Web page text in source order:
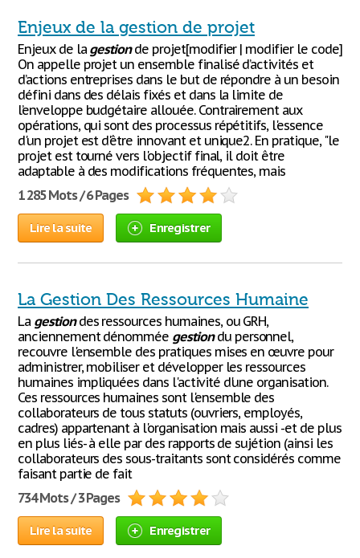
Enjeux de la gestion de projet
Enjeux de la gestionde projet[modifier | modifier le code]
On appelle projet un ensemble finalisé d’activités et
d’actions entreprises dans le but de répondre à un besoin
défini dans des délais fixés et dans la limite de
l’enveloppe budgétaire allouée. Contrairement aux
opérations, qui sont des processus répétitifs, l'essence
d'un projet est d'être innovant et unique2. En pratique, "le
projet est tourné vers l'objectif final, il doit être
adaptable à des modifications fréquentes, mais
1 285 Mots / 6 Pages
Lire la suite Enregistrer
La Gestion Des Ressources Humaine
La gestiondes ressources humaines, ou GRH,
anciennement dénommée gestiondu personnel,
recouvre l'ensemble des pratiques mises en œuvre pour
administrer, mobiliser et développer les ressources
humaines impliquées dans l'activité d'une organisation.
Ces ressources humaines sont l'ensemble des
collaborateurs de tous statuts (ouvriers, employés,
cadres) appartenant à l'organisation mais aussi -et de plus
en plus liés- à elle par des rapports de sujétion (ainsi les
collaborateurs des sous-traitants sont considérés comme
faisant partie de fait
734 Mots / 3 Pages
Lire la suite Enregistrer